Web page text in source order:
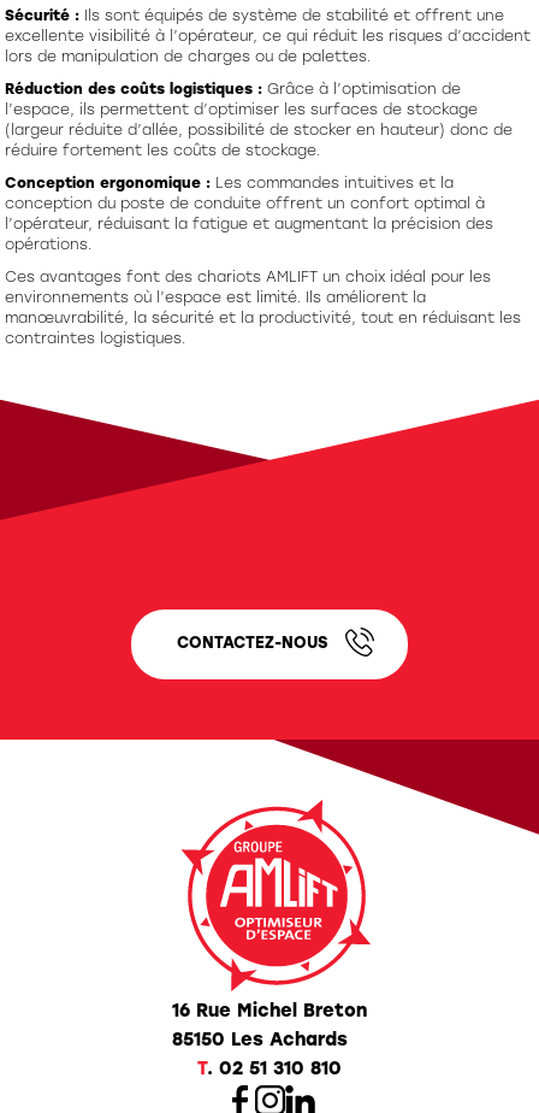
Sécurité : Ils sont équipés de système de stabilité et offrent une
excellente visibilité à l’opérateur, ce qui réduit les risques d’accident
lors de manipulation de charges ou de palettes.
Réduction des coûts logistiques : Grâce à l’optimisation de
l’espace, ils permettent d’optimiser les surfaces de stockage
(largeur réduite d’allée, possibilité de stocker en hauteur) donc de
réduire fortement les coûts de stockage.
Conception ergonomique : Les commandes intuitives et la
conception du poste de conduite offrent un confort optimal à
l’opérateur, réduisant la fatigue et augmentant la précision des
opérations.
Ces avantages font des chariots AMLIFT un choix idéal pour les
environnements où l’espace est limité. Ils améliorent la
manœuvrabilité, la sécurité et la productivité, tout en réduisant les
contraintes logistiques.
CONTACTEZ-NOUS
16 Rue Michel Breton
85150 Les Achards
T. 02 51 310 810